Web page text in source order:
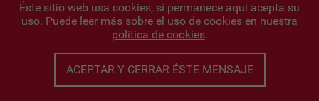
Infonegocios 2026| INFONEGOCIOS S.A. · CUIT: 30710438486 |
Políticas de Privacidad|Protección de datos personales
Iñigo Biain
Este sitio esta protegido por Google reCAPTCHA y con
Políticas de
privacidad de GoogleyTerminos del servicioaplicados.
Éste sitio web usa cookies, si permanece aquí acepta su
uso. Puede leer más sobre el uso de cookies en nuestra
política de cookies.
ACEPTAR Y CERRAR ÉSTE MENSAJE